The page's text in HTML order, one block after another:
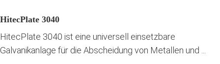
HitecPlate 3040
HitecPlate 3040 ist eine universell einsetzbare
Galvanikanlage für die Abscheidung von Metallen und ...